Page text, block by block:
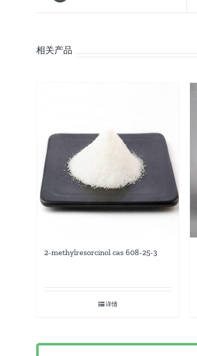
相关产品
2-methylresorcinol cas 608-25-3
详情